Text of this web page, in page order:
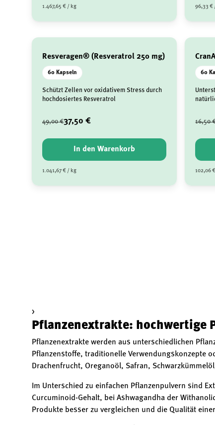
1.467,65 € / kg 96,33 €
Resveragen® (Resveratrol 250 mg)
60 Kapseln
Schützt Zellen vor oxidativem Stress durch
hochdosiertes Resveratrol
49,00 €37,50 €
In den Warenkorb
1.041,67 € / kg
60
16,50
102,06
>
Pflanzenextrakte: hochwertige
Pflanzenextrakte werden aus unterschiedlichen
Pflanzenstoffe, traditionelle Verwendungskonzepte
Drachenfrucht, Oreganoöl, Safran,
Im Unterschied zu einfachen Pflanzenpulvern sind
Curcuminoid-Gehalt, bei Ashwagandha der
Produkte besser zu vergleichen und die Qualität